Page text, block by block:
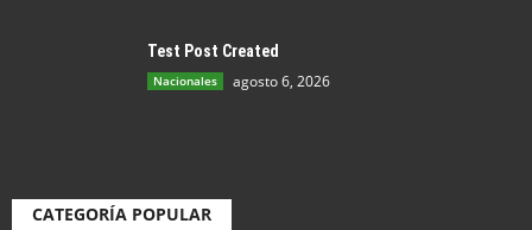
Test Post Created
Nacionales agosto 6, 2026
CATEGORÍA POPULAR